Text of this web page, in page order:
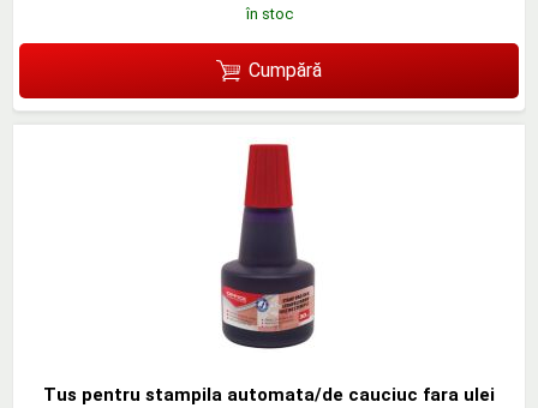
în stoc
Cumpără
Tus pentru stampila automata/de cauciuc fara ulei